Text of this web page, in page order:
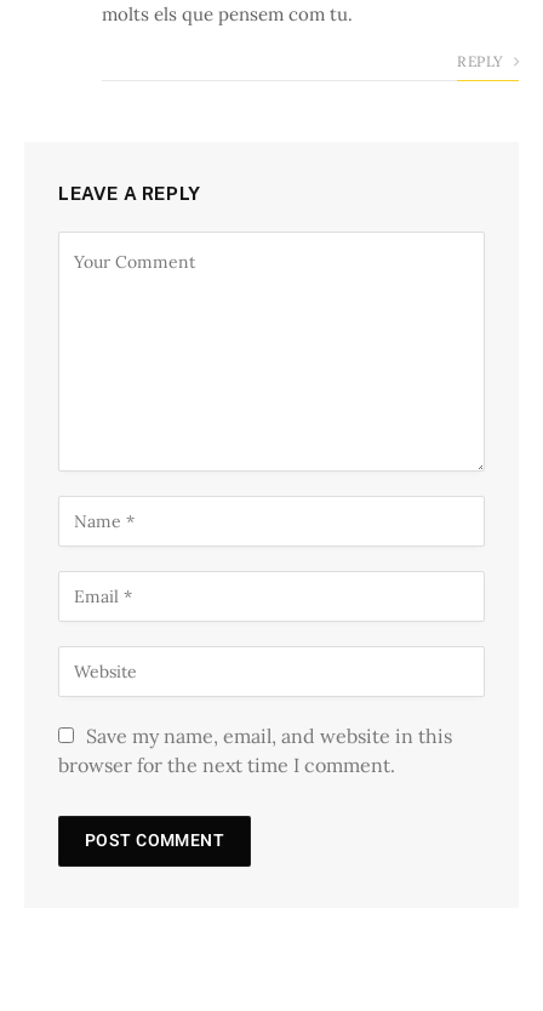
molts els que pensem com tu.
REPLY
LEAVE A REPLY
Save my name, email, and website in this
browser for the next time I comment.